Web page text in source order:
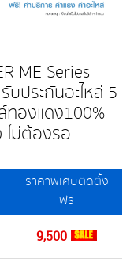
ME Series
ประกันอะไหล่ 5
องแดง100%
ไม่ต้องรอ
ราคาพิเศษติดตั้ง
ฟรี
9,500